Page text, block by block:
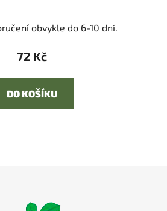
obvykle do 6-10 dní.
72 Kč
DO KOŠÍKU